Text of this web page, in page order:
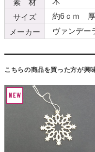
素 材
サイズ
約6ｃｍ 厚
メーカー
ヴァンデー
こちらの商品を買った方が興